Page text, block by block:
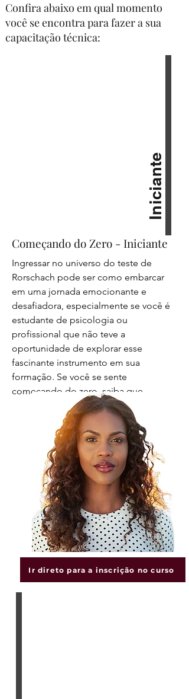
Confira abaixo em qual momento
você se encontra para fazer a sua
capacitação técnica:
Iniciante
Começando do Zero - Iniciante
Ingressar no universo do teste de
Rorschach pode ser como embarcar
em uma jornada emocionante e
desafiadora, especialmente se você é
estudante de psicologia ou
profissional que não teve a
oportunidade de explorar esse
fascinante instrumento em sua
formação. Se você se sente
começando do zero, saiba que
estamos aqui para apoiá-lo(a).
Este texto é um convite para
transformar desafios em
oportunidades e descobrir o mundo
transformador do teste de Rorschach.
Desafios e Dificuldades:
   - Sentimento de Desconhecimento:
A sensação de começar do zero pode
ser desconcertante, mas lembre-se de
mesmo ponto. O desconhecido é a
porta de entrada para uma jornada de
Ir direto para a inscrição no curso